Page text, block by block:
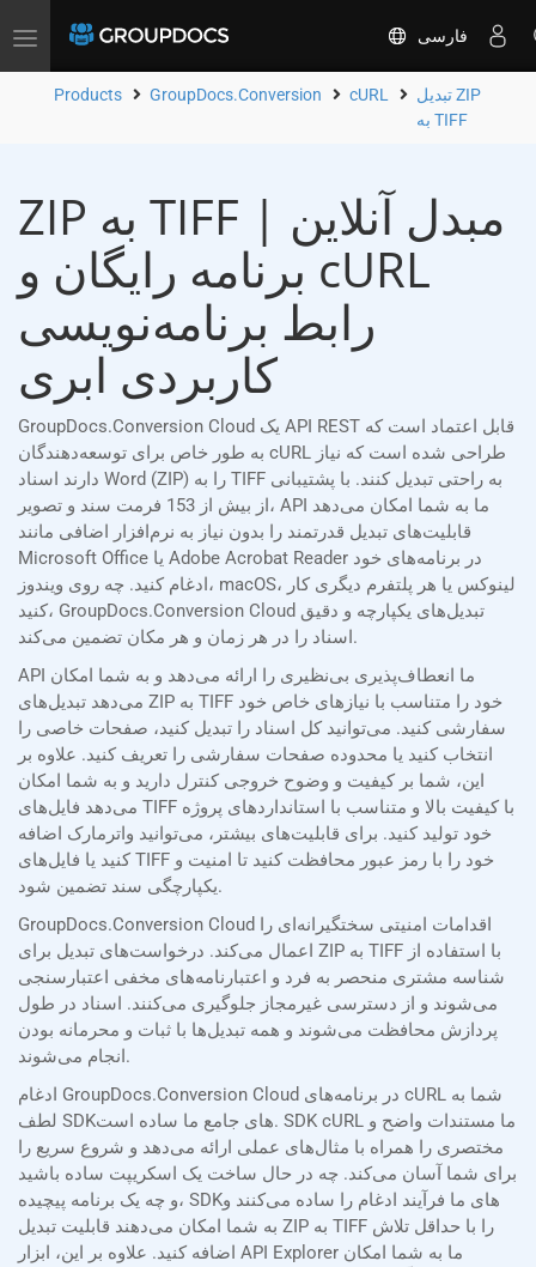
Toggle
فارسی
Products GroupDocs.Conversion cURL
تبدیل ZIP
به TIFF
ZIP به TIFF مبدل آنلاین |
برنامه رایگان و cURL
رابط برنامه‌نویسی
کاربردی ابری
GroupDocs.Conversion Cloud یک API REST قابل اعتماد است که
به طور خاص برای توسعه‌دهندگان cURL طراحی شده است که نیاز
دارند اسناد Word (ZIP) را به TIFF به راحتی تبدیل کنند. با پشتیبانی
از بیش از 153 فرمت سند و تصویر، API ما به شما امکان می‌دهد
قابلیت‌های تبدیل قدرتمند را بدون نیاز به نرم‌افزار اضافی مانند
Microsoft Office یا Adobe Acrobat Reader در برنامه‌های خود
ادغام کنید. چه روی ویندوز، macOS، لینوکس یا هر پلتفرم دیگری کار
کنید، GroupDocs.Conversion Cloud تبدیل‌های یکپارچه و دقیق
اسناد را در هر زمان و هر مکان تضمین می‌کند.
API ما انعطاف‌پذیری بی‌نظیری را ارائه می‌دهد و به شما امکان
می‌دهد تبدیل‌های ZIP به TIFF خود را متناسب با نیازهای خاص خود
سفارشی کنید. می‌توانید کل اسناد را تبدیل کنید، صفحات خاصی را
انتخاب کنید یا محدوده صفحات سفارشی را تعریف کنید. علاوه بر
این، شما بر کیفیت و وضوح خروجی کنترل دارید و به شما امکان
می‌دهد فایل‌های TIFF با کیفیت بالا و متناسب با استانداردهای پروژه
خود تولید کنید. برای قابلیت‌های بیشتر، می‌توانید واترمارک اضافه
کنید یا فایل‌های TIFF خود را با رمز عبور محافظت کنید تا امنیت و
یکپارچگی سند تضمین شود.
GroupDocs.Conversion Cloud اقدامات امنیتی سختگیرانه‌ای را
اعمال می‌کند. درخواست‌های تبدیل برای ZIP به TIFF با استفاده از
شناسه مشتری منحصر به فرد و اعتبارنامه‌های مخفی اعتبارسنجی
می‌شوند و از دسترسی غیرمجاز جلوگیری می‌کنند. اسناد در طول
پردازش محافظت می‌شوند و همه تبدیل‌ها با ثبات و محرمانه بودن
انجام می‌شوند.
ادغام GroupDocs.Conversion Cloud در برنامه‌های cURL شما به
لطف SDKهای جامع ما ساده است. SDK cURL ما مستندات واضح و
مختصری را همراه با مثال‌های عملی ارائه می‌دهد و شروع سریع را
برای شما آسان می‌کند. چه در حال ساخت یک اسکریپت ساده باشید
و چه یک برنامه پیچیده، SDKهای ما فرآیند ادغام را ساده می‌کنند و
به شما امکان می‌دهند قابلیت تبدیل ZIP به TIFF را با حداقل تلاش
اضافه کنید. علاوه بر این، ابزار API Explorer ما به شما امکان